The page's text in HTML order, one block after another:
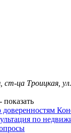
ст-ца Троицкая,
показать
доверенностям
по